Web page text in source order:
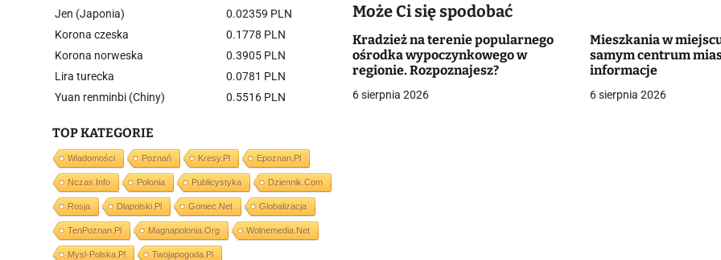
i
g
a
Może Ci się spodobać
Kradzież na terenie popularnego
ośrodka wypoczynkowego w
regionie. Rozpoznajesz?
6 sierpnia 2026
Mieszkania w
samym centrum
informacje
6 sierpnia 2026
Jen (Japonia)
0.02359 PLN
Korona czeska
0.1778 PLN
Korona norweska
0.3905 PLN
Lira turecka
0.0781 PLN
Yuan renminbi (Chiny)
0.5516 PLN
TOP KATEGORIE
Wiadomości Poznań Kresy.pl Epoznan.pl
Nczas.info Polonia Publicystyka Dziennik.com
Rosja Dlapolski.pl Goniec.net Globalizacja
TenPoznan.pl Magnapolonia.org Wolnemedia.net
Mysl-Polska.pl Twojapogoda.pl